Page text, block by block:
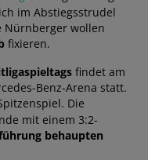
im Abstiegsstrudel
Nürnberger wollen
fixieren.
findet am
Benz-Arena statt.
Die
mit einem 3:2-
behaupten